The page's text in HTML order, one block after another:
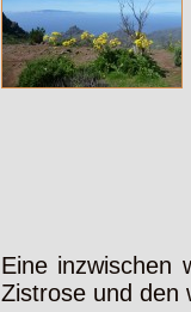
Eine inzwischen
Zistrose und den